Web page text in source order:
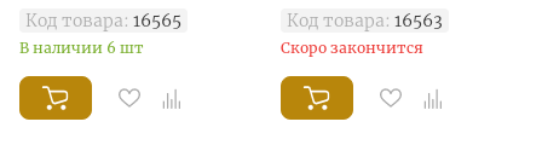
Код товара: 16565
В наличии 6 шт
Код товара: 16563
Скоро закончится